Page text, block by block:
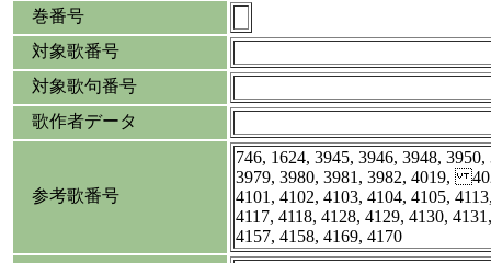
巻番号
対象歌番号
対象歌句番号
歌作者データ
参考歌番号
746, 1624, 3945, 3946, 3948,
3979, 3980, 3981, 3982, 4019,
4101, 4102, 4103, 4104, 4105,
4117, 4118, 4128, 4129, 4130,
4157, 4158, 4169, 4170